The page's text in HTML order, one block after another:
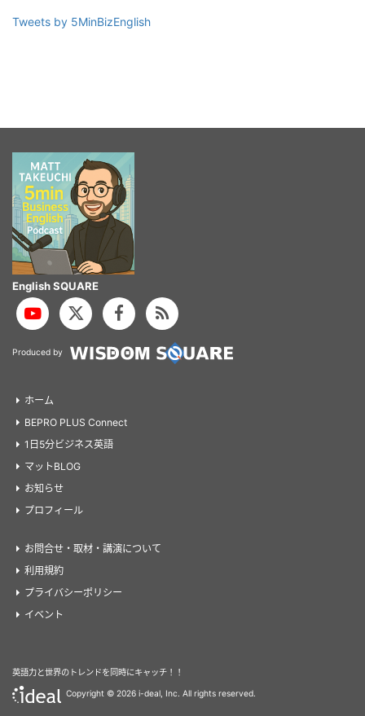
Tweets by 5MinBizEnglish
English SQUARE
Produced by
ホーム
BEPRO PLUS Connect
1日5分ビジネス英語
マットBLOG
お知らせ
プロフィール
お問合せ・取材・講演について
利用規約
プライバシーポリシー
イベント
英語力と世界のトレンドを同時にキャッチ！！
Copyright © 2026 i-deal, Inc. All rights reserved.